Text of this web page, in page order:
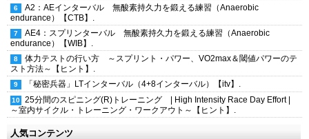
A2：AEインターバル 無酸素持久力を鍛える練習（Anaerobic
endurance）【CTB】.
AE4：スプリンターバル 無酸素持久力を鍛える練習（Anaerobic
endurance）【WIB】.
体力テストの行い方 ～スプリント・パワー、VO2max＆閾値パワーのテ
スト方法～【ヒント】.
「秘密兵器」LTインターバル（4+8インターバル）【itv】.
25分間のスピニング(R)トレーニング | High Intensity Race Day Effort |
～室内サイクル・トレーニング・ワークアウト～【ヒント】.
人気コンテンツ